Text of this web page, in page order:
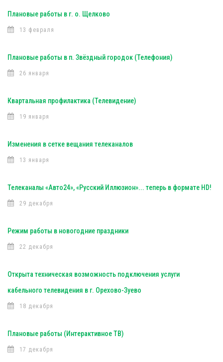
Плановые работы в г. о. Щелково
13 февраля
Плановые работы в п. Звёздный городок (Телефония)
26 января
Квартальная профилактика (Телевидение)
19 января
Изменения в сетке вещания телеканалов
13 января
Телеканалы «Авто24», «Русский Иллюзион»... теперь в формате HD!
29 декабря
Режим работы в новогодние праздники
22 декабря
Открыта техническая возможность подключения услуги
кабельного телевидения в г. Орехово-Зуево
18 декабря
Плановые работы (Интерактивное ТВ)
17 декабря